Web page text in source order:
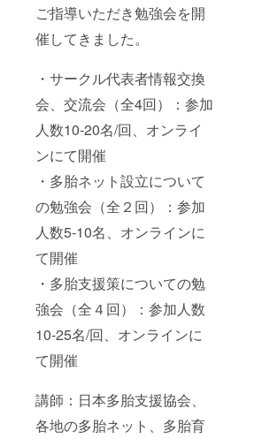
ご指導いただき勉強会を開
催してきました。
・サークル代表者情報交換
会、交流会（全4回）：参加
人数10-20名/回、オンライ
ンにて開催
・多胎ネット設立について
の勉強会（全２回）：参加
人数5-10名、オンラインに
て開催
・多胎支援策についての勉
強会（全４回）：参加人数
10-25名/回、オンラインに
て開催
講師：日本多胎支援協会、
各地の多胎ネット、多胎育